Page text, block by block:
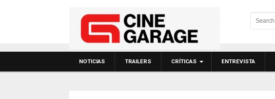
NOTICIAS TRAILERS CRÍTICAS ENTREVISTA